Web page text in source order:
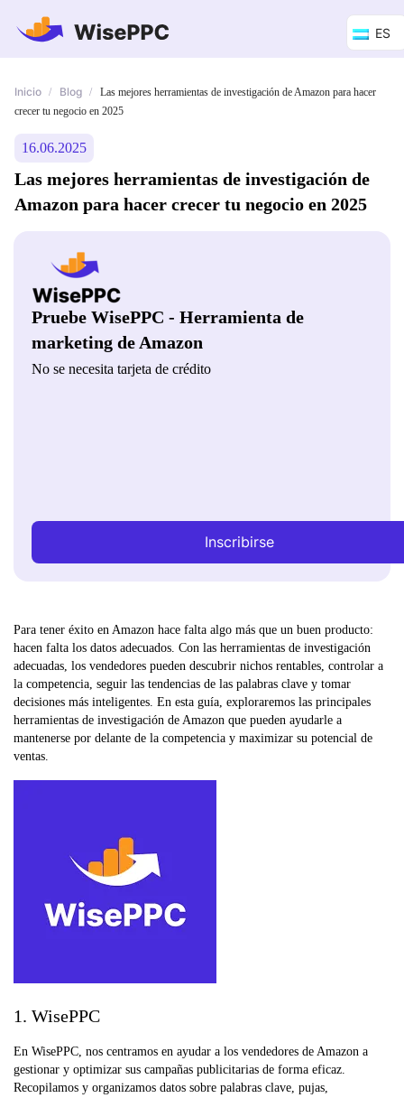
ES
Inicio / Blog /
Las mejores herramientas de investigación de Amazon para hacer
crecer tu negocio en 2025
16.06.2025
Las mejores herramientas de investigación de
Amazon para hacer crecer tu negocio en 2025
Pruebe WisePPC - Herramienta de
marketing de Amazon
No se necesita tarjeta de crédito
Inscribirse
Para tener éxito en Amazon hace falta algo más que un buen producto:
hacen falta los datos adecuados. Con las herramientas de investigación
adecuadas, los vendedores pueden descubrir nichos rentables, controlar a
la competencia, seguir las tendencias de las palabras clave y tomar
decisiones más inteligentes. En esta guía, exploraremos las principales
herramientas de investigación de Amazon que pueden ayudarle a
mantenerse por delante de la competencia y maximizar su potencial de
ventas.
1. WisePPC
En WisePPC, nos centramos en ayudar a los vendedores de Amazon a
gestionar y optimizar sus campañas publicitarias de forma eficaz.
Recopilamos y organizamos datos sobre palabras clave, pujas,